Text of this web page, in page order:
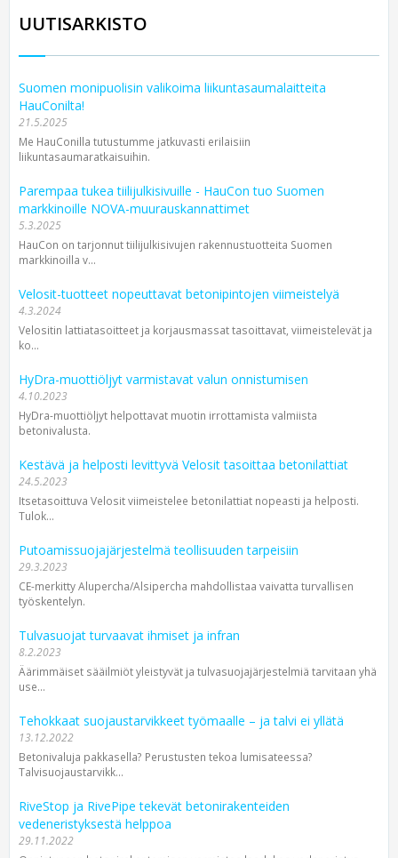
UUTISARKISTO
Suomen monipuolisin valikoima liikuntasaumalaitteita
HauConilta!
21.5.2025
Me HauConilla tutustumme jatkuvasti erilaisiin
liikuntasaumaratkaisuihin.
Parempaa tukea tiilijulkisivuille - HauCon tuo Suomen
markkinoille NOVA-muurauskannattimet
5.3.2025
HauCon on tarjonnut tiilijulkisivujen rakennustuotteita Suomen
markkinoilla v...
Velosit-tuotteet nopeuttavat betonipintojen viimeistelyä
4.3.2024
Velositin lattiatasoitteet ja korjausmassat tasoittavat, viimeistelevät ja
ko...
HyDra-muottiöljyt varmistavat valun onnistumisen
4.10.2023
HyDra-muottiöljyt helpottavat muotin irrottamista valmiista
betonivalusta.
Kestävä ja helposti levittyvä Velosit tasoittaa betonilattiat
24.5.2023
Itsetasoittuva Velosit viimeistelee betonilattiat nopeasti ja helposti.
Tulok...
Putoamissuojajärjestelmä teollisuuden tarpeisiin
29.3.2023
CE-merkitty Alupercha/Alsipercha mahdollistaa vaivatta turvallisen
työskentelyn.
Tulvasuojat turvaavat ihmiset ja infran
8.2.2023
Äärimmäiset sääilmiöt yleistyvät ja tulvasuojajärjestelmiä tarvitaan yhä
use...
Tehokkaat suojaustarvikkeet työmaalle – ja talvi ei yllätä
13.12.2022
Betonivaluja pakkasella? Perustusten tekoa lumisateessa?
Talvisuojaustarvikk...
RiveStop ja RivePipe tekevät betonirakenteiden
vedeneristyksestä helppoa
29.11.2022